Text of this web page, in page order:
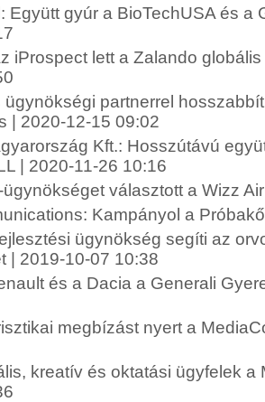
Együtt gyúr a BioTechUSA és a
iProspect lett a Zalando
partnerrel
| 2020-12-15 09:02
Kft.: Hosszútávú
| 2020-11-26 10:16
ügynökséget választott a Wizz
Kampányol a
ügynökség segíti az
| 2019-10-07 10:38
és a Dacia a Generali
megbízást nyert a
kreatív és oktatási ügyfelek a